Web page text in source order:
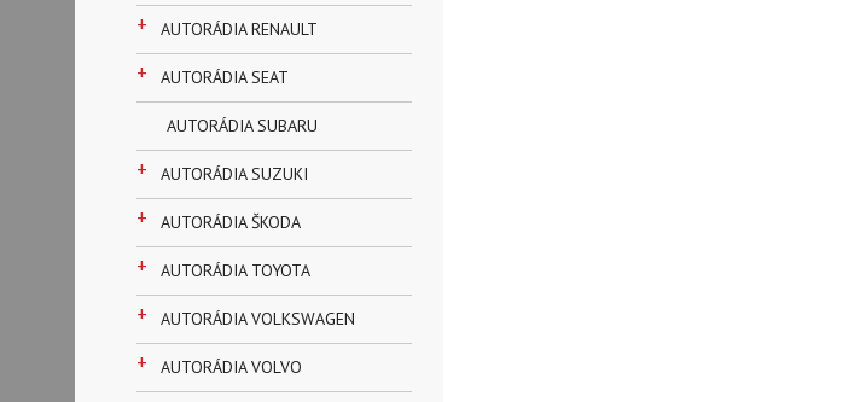
+ AUTORÁDIA RENAULT
+ AUTORÁDIA SEAT
AUTORÁDIA SUBARU
+ AUTORÁDIA SUZUKI
+ AUTORÁDIA ŠKODA
+ AUTORÁDIA TOYOTA
+ AUTORÁDIA VOLKSWAGEN
+ AUTORÁDIA VOLVO